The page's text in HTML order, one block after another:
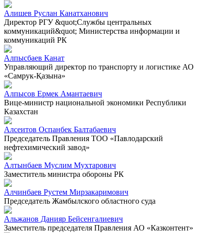
Алишев Руслан Канатханович
Директор РГУ &quot;Службы центральных
коммуникаций&quot; Министерства информации и
коммуникаций РК
Алпысбаев Канат
Управляющий директор по транспорту и логистике АО
«Самрук-Қазына»
Алпысов Ермек Амантаевич
Вице-министр национальной экономики Республики
Казахстан
Алсеитов Оспанбек Балтабаевич
Председатель Правления ТОО «Павлодарский
нефтехимический завод»
Алтынбаев Муслим Мухтарович
Заместитель министра обороны РК
Алчинбаев Рустем Мирзакаримович
Председатель Жамбылского областного суда
Альжанов Данияр Бейсенгалиевич
Заместитель председателя Правления АО «Казконтент»